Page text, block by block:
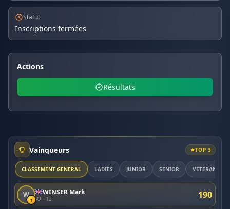
Statut
Inscriptions fermées
Actions
Résultats
Vainqueurs TOP 3
CLASSEMENT GÉNÉRAL LADIES JUNIOR SENIOR VETERAN
W
1
WINSER Mark
SO +12 190